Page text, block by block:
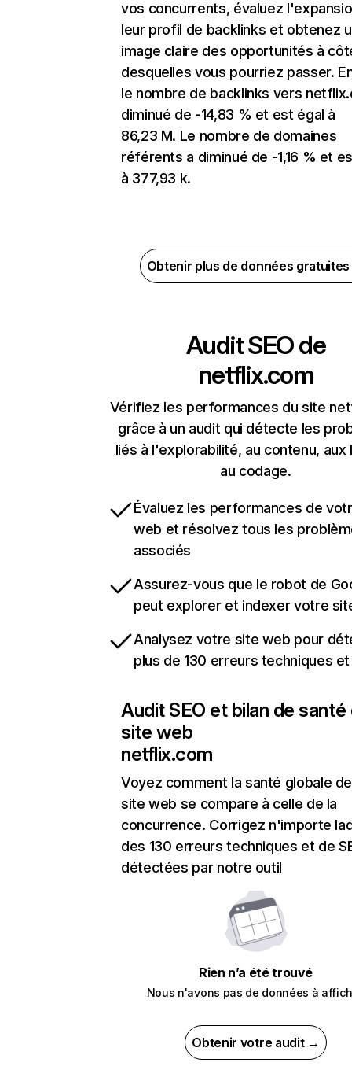
vos concurrents, évaluez
leur profil de backlinks et obtenez
image claire des opportunités à
desquelles vous pourriez passer.
le nombre de backlinks vers
diminué de -14,83 % et est égal à
86,23 M. Le nombre de domaines
référents a diminué de -1,16 % et
à 377,93 k.
Obtenir plus de données
Audit SEO de
netflix.com
Vérifiez les performances du site
grâce à un audit qui détecte les
liés à l'explorabilité, au contenu, aux
au codage.
Évaluez les performances de
web et résolvez tous les
associés
Assurez-vous que le robot de
peut explorer et indexer votre
Analysez votre site web pour
plus de 130 erreurs techniques et
Audit SEO et bilan de santé
site web
netflix.com
Voyez comment la santé globale
site web se compare à celle de la
concurrence. Corrigez n'importe
des 130 erreurs techniques et de
détectées par notre outil
Rien n’a été trouvé
Nous n'avons pas de données à
Obtenir votre audit →